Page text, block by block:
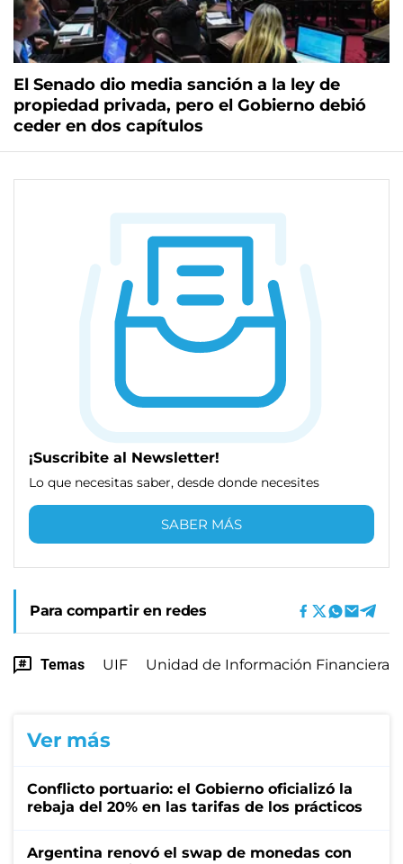
El Senado dio media sanción a la ley de
propiedad privada, pero el Gobierno debió
ceder en dos capítulos
¡Suscribite al Newsletter!
Lo que necesitas saber, desde donde necesites
SABER MÁS
Para compartir en redes
Temas UIF Unidad de Información Financiera
Ver más
Conflicto portuario: el Gobierno oficializó la
rebaja del 20% en las tarifas de los prácticos
Argentina renovó el swap de monedas con